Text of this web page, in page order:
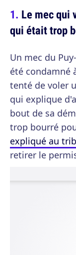
Le mec qui
qui était trop
Un mec du
été condamné
tenté de voler
qui explique
bout de sa
trop bourré
expliqué au
retirer le